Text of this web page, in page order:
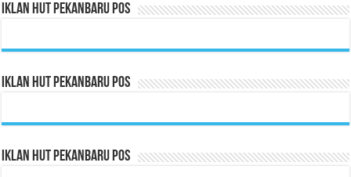
Iklan HUT Pekanbaru Pos
Iklan HUT Pekanbaru Pos
Iklan HUT Pekanbaru Pos